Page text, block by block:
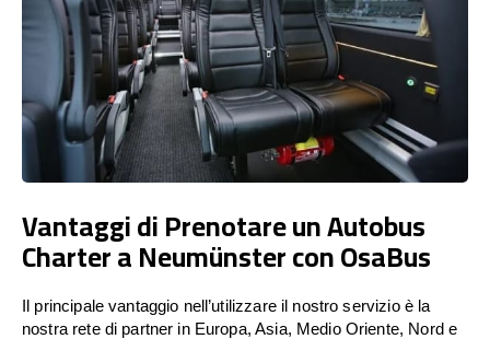
Vantaggi di Prenotare un Autobus
Charter a Neumünster con OsaBus
Il principale vantaggio nell’utilizzare il nostro servizio è la
nostra rete di partner in Europa, Asia, Medio Oriente, Nord e